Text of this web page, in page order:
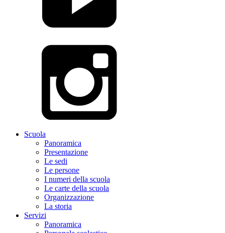
Scuola
Panoramica
Presentazione
Le sedi
Le persone
I numeri della scuola
Le carte della scuola
Organizzazione
La storia
Servizi
Panoramica